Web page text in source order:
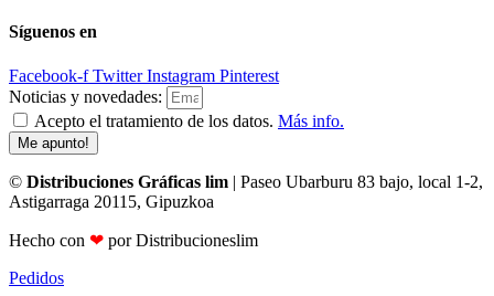
Síguenos en
Facebook-f Twitter Instagram Pinterest
Noticias y novedades:
Acepto el tratamiento de los datos. Más info.
Me apunto!
© Distribuciones Gráficas lim | Paseo Ubarburu 83 bajo, local 1-2,
Astigarraga 20115, Gipuzkoa
Hecho con ❤ por Distribucioneslim
Pedidos